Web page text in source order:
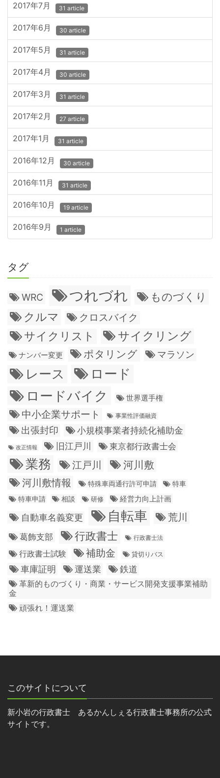
2017年7月 31 article
2017年6月 30 article
2017年5月 31 article
2017年4月 30 article
2017年3月 31 article
2017年2月 27 article
2017年1月 31 article
2016年12月 30 article
2016年11月 31 article
2016年10月 19 article
2016年9月 1 article
タグ
WRC つれづれ ものづくり
クルマ クロスバイク
サイクリスト サイクリング
ナンバー変更 ポタリング マラソン
レース
ロード
ロードバイク
世界選手権
中小企業サポート 事業性評価融資
出張封印 小規模事業者持続化補助金
改正情報 旧江戸川 東京都行政書士会
業務 江戸川
河川敷
河川敷情報
特殊車両通行許可申請
特車
特車申請
相談 研修 経営力向上計画
自動車名義変更 自転車 荒川
葛飾支部 行政書士 行政書士法
行政書士試験 補助金 貸切りバス
車庫証明 運送業 鉄道
革新的ものづくり・商業・サービス開発支援事業補助
金
頑張れ！運送業
このサイトについて
新小岩の行政書士 あるかんしぇる行政書士事務所の公式
サイトです。